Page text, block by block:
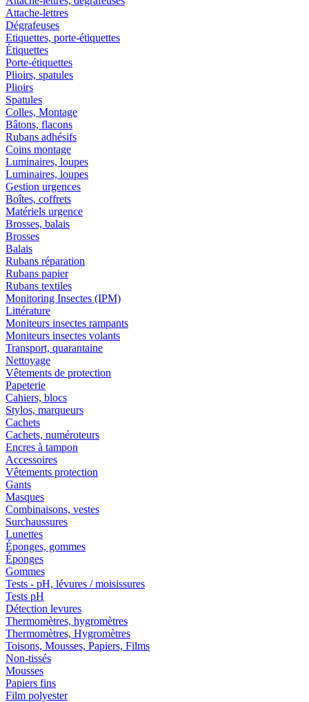
Attache-lettres
Dégrafeuses
Etiquettes, porte-étiquettes
Étiquettes
Porte-étiquettes
Plioirs, spatules
Plioirs
Spatules
Colles, Montage
Bâtons, flacons
Rubans adhésifs
Coins montage
Luminaires, loupes
Luminaires, loupes
Gestion urgences
Boîtes, coffrets
Matériels urgence
Brosses, balais
Brosses
Balais
Rubans réparation
Rubans papier
Rubans textiles
Monitoring Insectes (IPM)
Littérature
Moniteurs insectes rampants
Moniteurs insectes volants
Transport, quarantaine
Nettoyage
Vêtements de protection
Papeterie
Cahiers, blocs
Stylos, marqueurs
Cachets
Cachets, numéroteurs
Encres à tampon
Accessoires
Vêtements protection
Gants
Masques
Combinaisons, vestes
Surchaussures
Lunettes
Éponges, gommes
Éponges
Gommes
Tests - pH, lévures / moisissures
Tests pH
Détection levures
Thermomètres, hygromètres
Thermomètres, Hygromètres
Toisons, Mousses, Papiers, Films
Non-tissés
Mousses
Papiers fins
Film polyester